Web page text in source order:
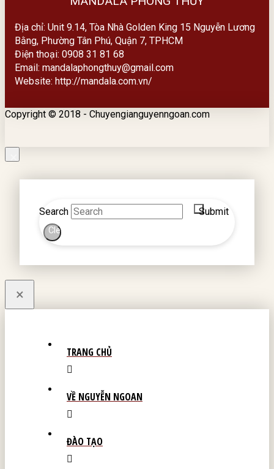
Địa chỉ: Unit 9.14, Tòa Nhà Golden King 15 Nguyễn Lương
Bằng, Phường Tân Phú, Quận 7, TPHCM
Điện thoại: 0908 31 81 68
Email: mandalaphongthuy@gmail.com
Website: http://mandala.com.vn/
Copyright © 2018 - Chuyengianguyenngoan.com
×
Search Submit
Clear
×
TRANG CHỦ
VỀ NGUYỄN NGOAN
ĐÀO TẠO